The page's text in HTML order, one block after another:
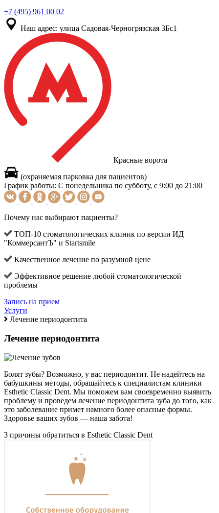
+7 (495) 961 00 02
Наш адрес: улица Садовая-Черногрязская 3Бс1
Красные ворота
(охраняемая парковка для пациентов)
График работы: С понедельника по субботу, с 9:00 до 21:00
Почему нас выбирают пациенты?
ТОП-10 стоматологических клиник по версии ИД
"КоммерсантЪ" и Startsmile
Качественное лечение по разумной цене
Эффективное решение любой стоматологической
проблемы
Запись на прием
Услуги
Лечение периодонтита
Лечение периодонтита
Болят зубы? Возможно, у вас периодонтит. Не надейтесь на
бабушкины методы, обращайтесь к специалистам клиники
Esthetic Classic Dent. Мы поможем вам своевременно выявить
проблему и проведем лечение периодонтита зуба до того, как
это заболевание примет намного более опасные формы.
Здоровье ваших зубов — наша забота!
3 причины обратиться в Esthetic Classic Dent